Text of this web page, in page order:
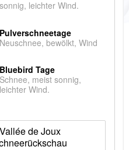
sonnig, leichter Wind.
Pulverschneetage
Neuschnee, bewölkt, Wind
Bluebird Tage
Schnee, meist sonnig,
leichter Wind.
Vallée de Joux